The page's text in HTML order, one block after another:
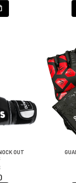
OUT